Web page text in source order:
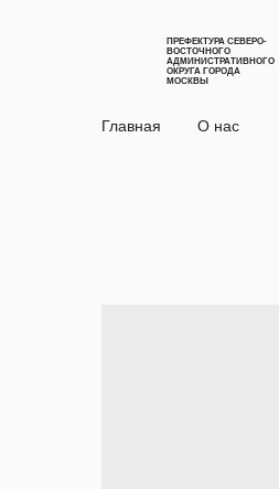
ПРЕФЕКТУРА СЕВЕРО-
ВОСТОЧНОГО
АДМИНИСТРАТИВНОГО
ОКРУГА ГОРОДА
МОСКВЫ
Главная О нас